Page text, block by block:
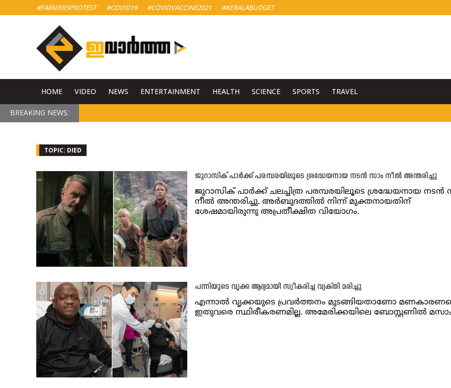
#FARMERSPROTEST #COVID19 #COVIDVACCINE2021 #KERALABUDGET
HOME VIDEO NEWS ENTERTAINMENT HEALTH SCIENCE SPORTS TRAVEL
BREAKING NEWS:
TOPIC: DIED
ജുറാസിക് പാർക്ക് പരമ്പരയിലൂടെ ശ്രദ്ധേയനായ നടൻ സാം നീൽ അന്തരിച്ചു
ജുറാസിക് പാർക്ക് ചലച്ചിത്ര പരമ്പരയിലൂടെ ശ്രദ്ധേയനായ നടൻ
നീൽ അന്തരിച്ചു. അർബുദത്തിൽ നിന്ന് മുക്തനായതിന്
ശേഷമായിരുന്നു അപ്രതീക്ഷിത വിയോഗം.
പന്നിയുടെ വൃക്ക ആദ്യമായി സ്വീകരിച്ച വ്യക്തി മരിച്ചു
എന്നാൽ വൃക്കയുടെ പ്രവർത്തനം മുടങ്ങിയതാണോ
ഇതുവരെ സ്ഥിരീകരണമില്ല. അമേരിക്കയിലെ ബോസ്റ്റണിൽ